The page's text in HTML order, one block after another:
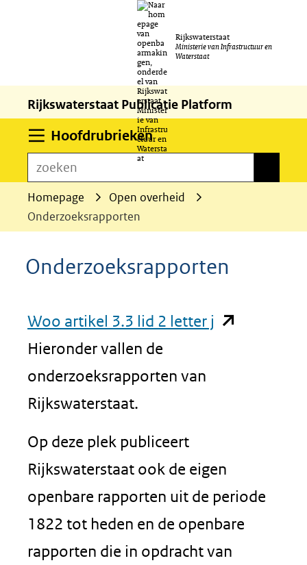
naar
de
inhoud
Rijkswaterstaat
Ministerie van Infrastructuur en
Waterstaat
Rijkswaterstaat Publicatie Platform
HoofdrubriekenUitklappen
zoeken
Homepage
Open overheid
Onderzoeksrapporten
Onderzoeksrapporten
Woo artikel 3.3 lid 2 letter j (opent
Hieronder vallen de
onderzoeksrapporten van
Rijkswaterstaat.
Op deze plek publiceert
Rijkswaterstaat ook de eigen
openbare rapporten uit de periode
1822 tot heden en de openbare
rapporten die in opdracht van